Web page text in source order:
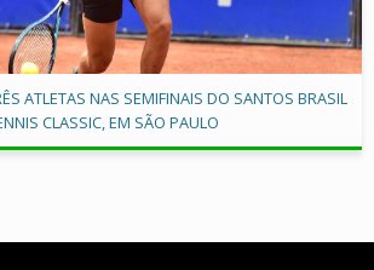
ATLETAS NAS SEMIFINAIS DO SANTOS BRASIL
CLASSIC, EM SÃO PAULO